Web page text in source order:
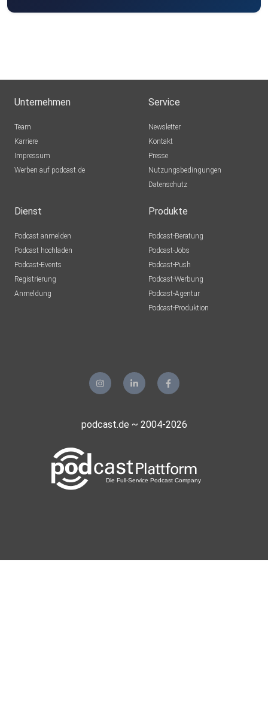
Unternehmen
Team
Karriere
Impressum
Werben auf podcast.de
Service
Newsletter
Kontakt
Presse
Nutzungsbedingungen
Datenschutz
Dienst
Podcast anmelden
Podcast hochladen
Podcast-Events
Registrierung
Anmeldung
Produkte
Podcast-Beratung
Podcast-Jobs
Podcast-Push
Podcast-Werbung
Podcast-Agentur
Podcast-Produktion
podcast.de ~ 2004-2026